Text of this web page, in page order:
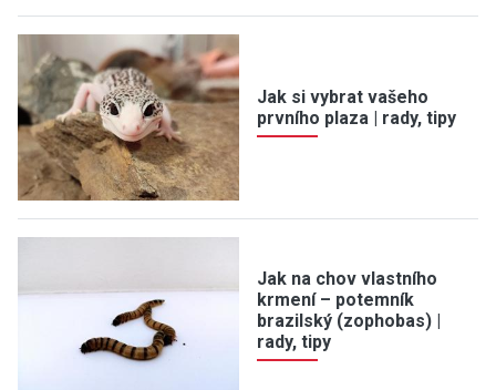
Jak si vybrat vašeho
prvního plaza | rady, tipy
Jak na chov vlastního
krmení – potemník
brazilský (zophobas) |
rady, tipy